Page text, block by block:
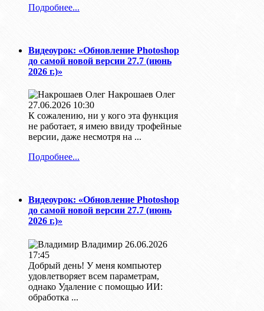
Подробнее...
Видеоурок: «Обновление Photoshop
до самой новой версии 27.7 (июнь
2026 г.)»
Накрошаев Олег
27.06.2026 10:30
К сожалению, ни у кого эта функция
не работает, я имею ввиду трофейные
версии, даже несмотря на ...
Подробнее...
Видеоурок: «Обновление Photoshop
до самой новой версии 27.7 (июнь
2026 г.)»
Владимир 26.06.2026
17:45
Добрый день! У меня компьютер
удовлетворяет всем параметрам,
однако Удаление с помощью ИИ:
обработка ...